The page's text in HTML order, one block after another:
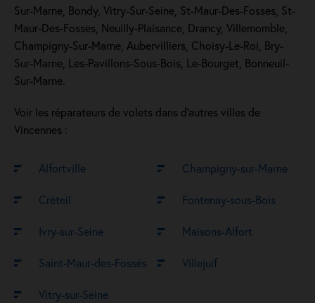
Sur-Marne, Bondy, Vitry-Sur-Seine, St-Maur-Des-Fosses, St-
Maur-Des-Fosses, Neuilly-Plaisance, Drancy, Villemomble,
Champigny-Sur-Marne, Aubervilliers, Choisy-Le-Roi, Bry-
Sur-Marne, Les-Pavillons-Sous-Bois, Le-Bourget, Bonneuil-
Sur-Marne.
Voir les réparateurs de volets dans d’autres villes de
Vincennes :
Alfortville Champigny-sur-Marne
Créteil Fontenay-sous-Bois
Ivry-sur-Seine Maisons-Alfort
Saint-Maur-des-Fossés Villejuif
Vitry-sur-Seine